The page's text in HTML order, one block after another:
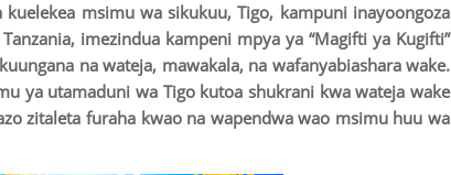
msimu wa sikukuu, Tigo, kampuni inayoongoza
imezindua kampeni mpya ya “Magifti ya Kugifti”
na wateja, mawakala, na wafanyabiashara wake.
ya utamaduni wa Tigo kutoa shukrani kwa wateja wake
zitaleta furaha kwao na wapendwa wao msimu huu wa